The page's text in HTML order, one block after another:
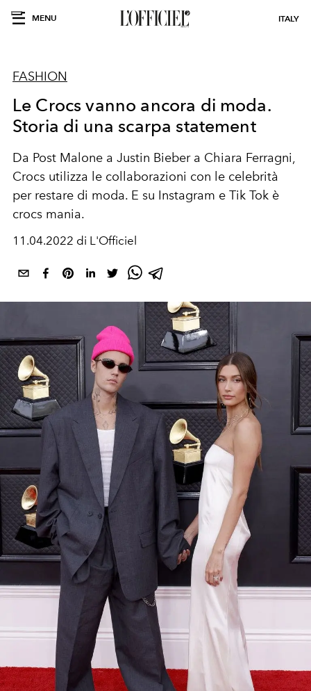
MENU ITALY
FASHION
Le Crocs vanno ancora di moda.
Storia di una scarpa statement
Da Post Malone a Justin Bieber a Chiara Ferragni,
Crocs utilizza le collaborazioni con le celebrità
per restare di moda. E su Instagram e Tik Tok è
crocs mania.
11.04.2022 di L'Officiel